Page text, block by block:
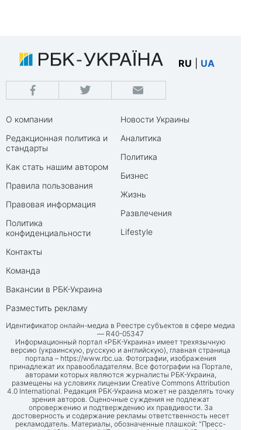
RU UA
О компании
Редакционная политика и
стандарты
Как стать нашим автором
Правила пользования
Правовая информация
Политика
конфиденциальности
Контакты
Команда
Вакансии в РБК-Украина
Разместить рекламу
Новости Украины
Аналитика
Политика
Бизнес
Жизнь
Развлечения
Lifestyle
Идентификатор онлайн-медиа в Реестре субъектов в сфере медиа
— R40-05347
Информационный портал «РБК-Украина» имеет трехязычную
версию (украинскую, русскую и английскую), главная страница
портала – https://www.rbc.ua. Фотографии, изображения
принадлежат их правообладателям. Все фотографии на Портале,
авторами которых являются журналисты РБК-Украина,
размещены на условиях лицензии Creative Commons Attribution
4.0 International. Редакция РБК-Украина может не разделять точку
зрения авторов. Оценочные суждения не подлежат
опровержению и подтверждению их правдивости. За
достоверность и содержание рекламы ответственность несет
рекламодатель. Материалы, обозначенные плашкой: "Пресс-